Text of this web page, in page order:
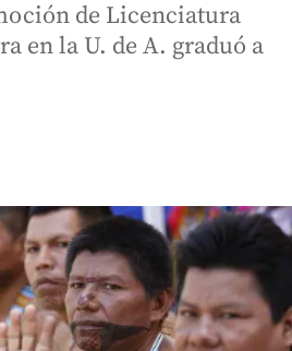
de Licenciatura
en la U. de A. graduó a